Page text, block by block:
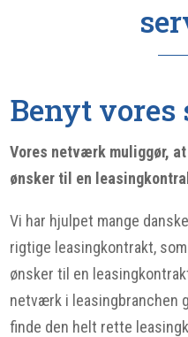
Benyt
Vores netværk muliggør,
ønsker til en
Vi har hjulpet mange
rigtige leasingkontrakt,
ønsker til en
netværk i leasingbranchen
finde den helt rette